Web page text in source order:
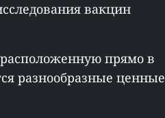
вакцин
прямо в
разнообразные ценные